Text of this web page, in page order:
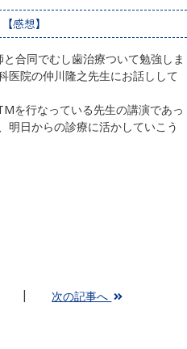
【感想】
合同でむし歯治療ついて勉強しま
医院の仲川隆之先生にお話しして
を行なっている先生の講演であっ
明日からの診療に活かしていこう
次の記事へ